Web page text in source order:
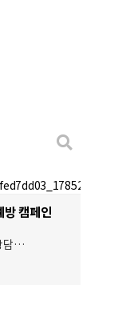
캠페인
담…